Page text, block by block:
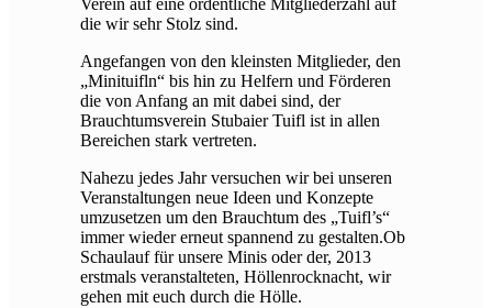
Verein auf eine ordentliche Mitgliederzahl auf
die wir sehr Stolz sind.
Angefangen von den kleinsten Mitglieder, den
„Minituifln“ bis hin zu Helfern und Förderen
die von Anfang an mit dabei sind, der
Brauchtumsverein Stubaier Tuifl ist in allen
Bereichen stark vertreten.
Nahezu jedes Jahr versuchen wir bei unseren
Veranstaltungen neue Ideen und Konzepte
umzusetzen um den Brauchtum des „Tuifl’s“
immer wieder erneut spannend zu gestalten.Ob
Schaulauf für unsere Minis oder der, 2013
erstmals veranstalteten, Höllenrocknacht, wir
gehen mit euch durch die Hölle.